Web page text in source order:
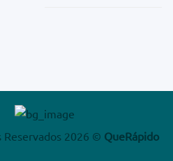
Reservados 2026 © QueRápido